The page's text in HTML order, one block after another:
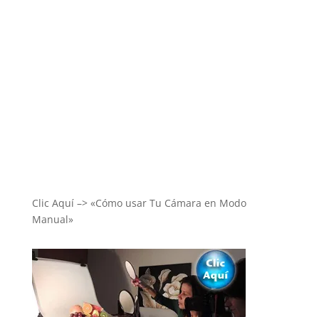
Clic Aquí –> «Cómo usar Tu Cámara en Modo
Manual»